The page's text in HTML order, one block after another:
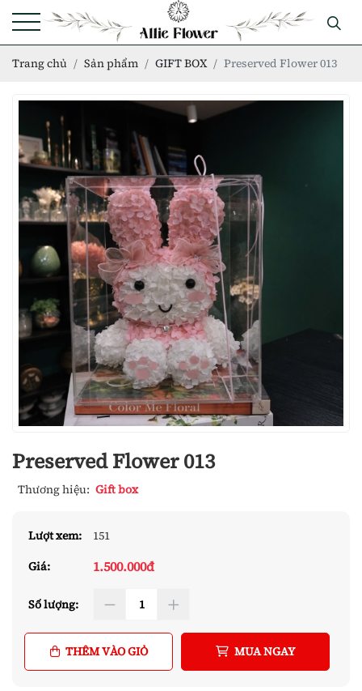
Trang chủ Sản phẩm GIFT BOX Preserved Flower 013
Preserved Flower 013
Thương hiệu: Gift box
Lượt xem:
151
Giá:
1.500.000đ
Số lượng:
THÊM VÀO GIỎ MUA NGAY